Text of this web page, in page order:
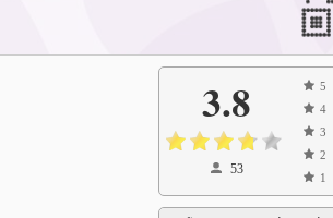
5
4
3
2
1
3.8
53